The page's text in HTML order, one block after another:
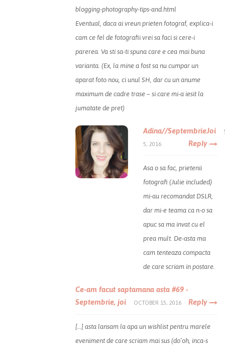
blogging-photography-tips-and.html
Eventual, daca ai vreun prieten fotograf, explica-i
cam ce fel de fotografii vrei sa faci si cere-i
parerea. Va sti sa-ti spuna care e cea mai buna
varianta. (Ex, la mine a fost sa nu cumpar un
aparat foto nou, ci unul SH, dar cu un anume
maximum de cadre trase – si care mi-a iesit la
jumatate de pret)
Adina//SeptembrieJoi
5, 2016 Reply
Asa o sa fac, prietenii
fotografi (Julie included)
mi-au recomandat DSLR,
dar mi-e teama ca n-o sa
apuc sa ma invat cu el
prea mult. De-asta ma
cam tenteaza compacta
de care scriam in postare.
Ce-am facut saptamana asta #69 -
Septembrie, joi
OCTOBER 15, 2016 Reply
[…] asta lansam la apa un wishlist pentru marele
eveniment de care scriam mai sus (do’oh, inca-s